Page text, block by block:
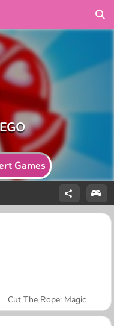
Games
Cut The Rope: Magic